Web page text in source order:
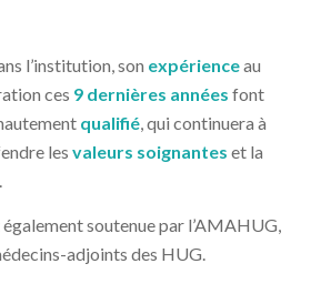
l’institution, son expérienceau
ces 9 dernières années font
qualifié, qui continuera à
les valeurs soignantes et la
.
soutenue par l’AMAHUG,
adjoints des HUG.